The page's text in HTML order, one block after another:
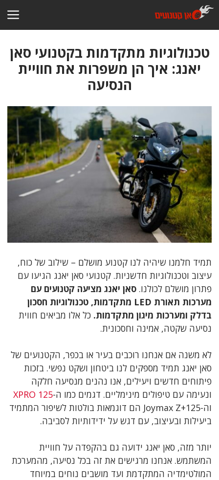
לדלג
לתוכן
טכנולוגיות מתקדמות בקטנועי סאן
יאנג: איך הן משפרות את חוויית
הנסיעה
תמיד חלמנו שיהיה לנו קטנוע מושלם – שילוב של כוח,
עיצוב וטכנולוגיות חדשניות. קטנועי סאן יאנג הגיעו עם
פתרון מושלם לכולנו. סאן יאנג מציעה קטנועים עם
מערכות תאורת LED מתקדמות, טכנולוגיות חסכון
בדלק ומערכות מיגון מתקדמות. כל אלו מביאים חווית
נסיעה שקטה, אמינה וחסכונית.
לא משנה אם אנחנו רוכבים בעיר או בכפר, הקטנועים של
סאן יאנג תמיד מספקים לנו ביטחון ושקט נפשי. בזכות
פיתוחים חדשים ויעילים, אנו נהנים מנסיעה חלקה
ונעימה עם טיפולים מינימליים. דגמים כמו ה-XPRO 125
וה-Joymax Z+125 הם דוגמאות בולטות לשיפור המתמיד
ביעילות ובעיצוב, עם דגש על ידידותיות לסביבה.
יותר מזה, סאן יאנג ידועה גם בהקפדה על חוויית
המשתמש. אנחנו מרגישים את זה בכל נסיעה, מהמערכת
המולטימדיה המתקדמת ועד מושבים נוחים במיוחד